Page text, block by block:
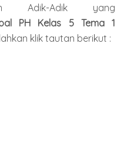
Adik-Adik yang
PH Kelas 5 Tema 1
klik tautan berikut :